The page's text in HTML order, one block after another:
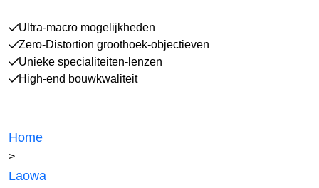
Ultra-macro mogelijkheden
Zero-Distortion groothoek-objectieven
Unieke specialiteiten-lenzen
High-end bouwkwaliteit
Home
>
Laowa